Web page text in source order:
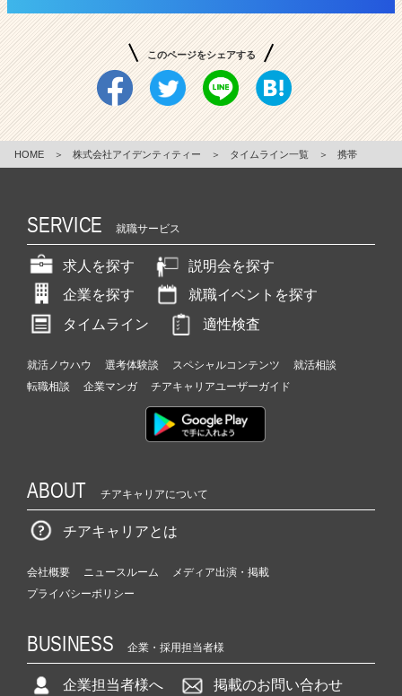
このページをシェアする
HOME ＞ 株式会社アイデンティティー ＞ タイムライン一覧 ＞ 携帯
SERVICE 就職サービス
求人を探す
説明会を探す
企業を探す
就職イベントを探す
タイムライン
適性検査
就活ノウハウ 選考体験談 スペシャルコンテンツ
就活相談
転職相談
企業マンガ チアキャリアユーザーガイド
ABOUT チアキャリアについて
チアキャリアとは
会社概要 ニュースルーム
メディア出演・掲載
プライバシーポリシー
BUSINESS 企業・採用担当者様
企業担当者様へ 掲載のお問い合わせ